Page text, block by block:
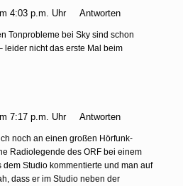
4:03 p.m. Uhr
Antworten
Tonprobleme bei Sky sind schon
leider nicht das erste Mal beim
7:17 p.m. Uhr
Antworten
noch an einen großen Hörfunk-
Radiolegende des ORF bei einem
dem Studio kommentierte und man auf
dass er im Studio neben der